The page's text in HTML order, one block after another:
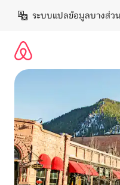
เนื้อหา
ระบบแปลข้อมูลบางส่ว